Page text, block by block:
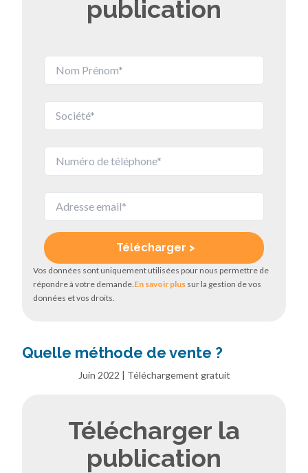
publication
Vos données sont uniquement utilisées pour nous permettre de
répondre à votre demande.En savoir plus sur la gestion de vos
données et vos droits.
Quelle méthode de vente ?
Juin 2022 | Téléchargement gratuit
Télécharger la
publication